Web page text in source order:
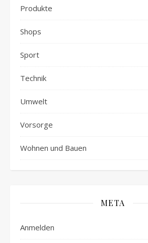
Produkte
Shops
Sport
Technik
Umwelt
Vorsorge
Wohnen und Bauen
META
Anmelden